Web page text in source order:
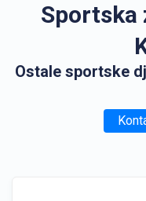
Sportska
Ostale sportske